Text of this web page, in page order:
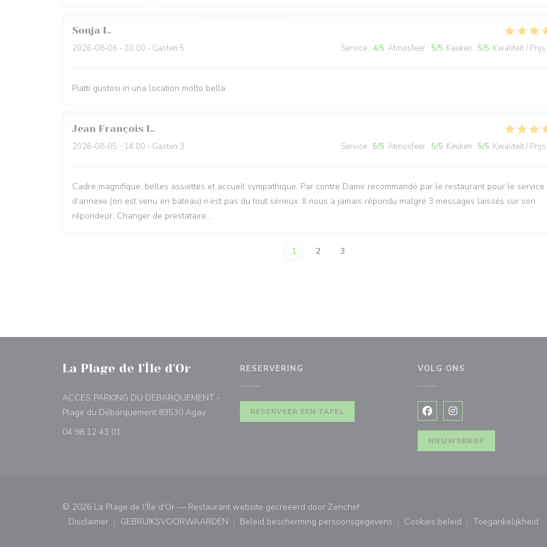
Sonja L
2026-08-06 - 20:00 - Gasten 5 Service : 4/5 Atmosfeer : 5/5 Keuken : 5/5 Kwaliteit / Prijs
Piatti gustosi in una location molto bella
Jean François L
2026-08-05 - 14:00 - Gasten 3 Service : 5/5 Atmosfeer : 5/5 Keuken : 5/5 Kwaliteit / Prijs
Cadre magnifique, belles assiettes et accueil sympathique. Par contre Damir recommandé par le restaurant pour le service
d’annexe (on est venu en bateau) n’est pas du tout sérieux. Il nous a jamais répondu malgré 3 messages laissés sur son
répondeur. Changer de prestataire…
1 2 3
La Plage de l'Île d'Or
ACCES PARKING DU DEBARQUEMENT -
Plage du Débarquement 83530 Agay((opent in een nieuw venster))
04 98 12 43 01
RESERVERING
RESERVEER EEN TAFEL
VOLG ONS
Facebook ((opent in een
Instagram ((opent in
NIEUWSBRIEF
© 2026 La Plage de l'Île d'Or — Restaurant website gecreëerd door Zenchef((opent in een nieuw venster))
Disclaimer
((opent in een nieuw venster))
GEBRUIKSVOORWAARDEN
((opent in een nieuw venster))
Beleid bescherming persoonsgegevens
((opent in een nieuw venster))
Cookies beleid
((opent in een nieuw venster))
Toegankelijkheid
((opent in